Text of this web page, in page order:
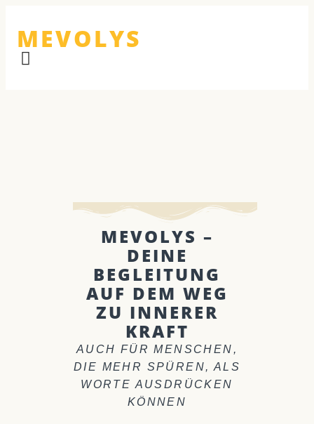
MEVOLYS
MEVOLYS –
DEINE
BEGLEITUNG
AUF DEM WEG
ZU INNERER
KRAFT
AUCH FÜR MENSCHEN,
DIE MEHR SPÜREN, ALS
WORTE AUSDRÜCKEN
KÖNNEN